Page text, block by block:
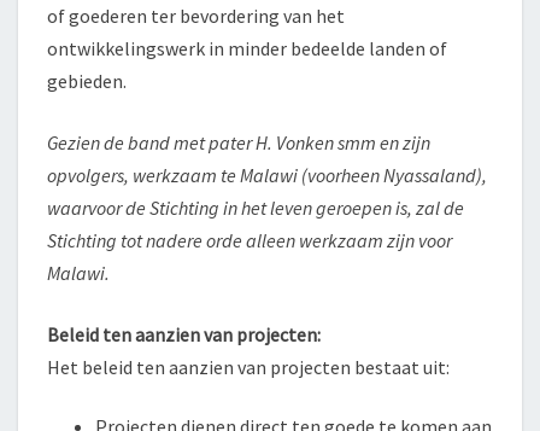
of goederen ter bevordering van het
ontwikkelingswerk in minder bedeelde landen of
gebieden.
Gezien de band met pater H. Vonken smm en zijn
opvolgers, werkzaam te Malawi (voorheen Nyassaland),
waarvoor de Stichting in het leven geroepen is, zal de
Stichting tot nadere orde alleen werkzaam zijn voor
Malawi.
Beleid ten aanzien van projecten:
Het beleid ten aanzien van projecten bestaat uit:
Projecten dienen direct ten goede te komen aan